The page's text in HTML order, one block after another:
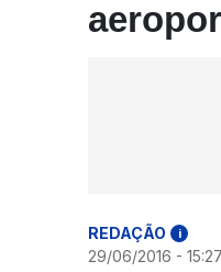
REDAÇÃO i
29/06/2016 - 15:27